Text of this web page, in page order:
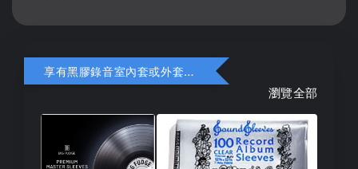
享有黑膠錄音室內套或外套折扣
瀏覽全部